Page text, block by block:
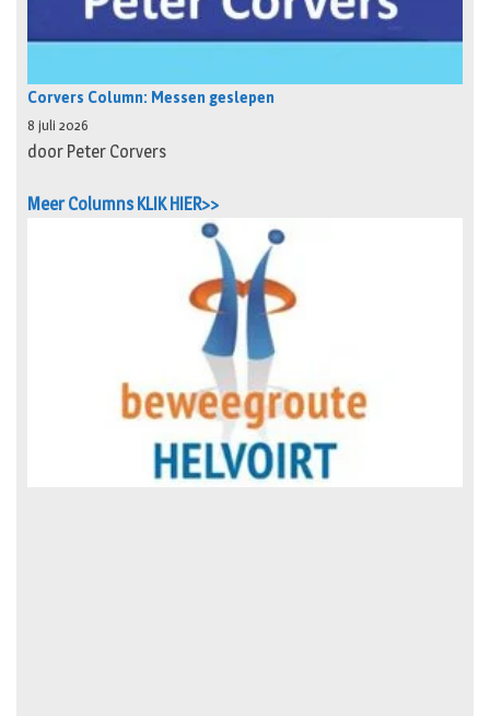
Corvers Column: Messen geslepen
8 juli 2026
door Peter Corvers
Meer Columns KLIK HIER>>